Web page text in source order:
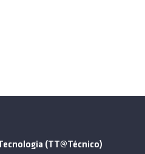
(TT@Técnico)